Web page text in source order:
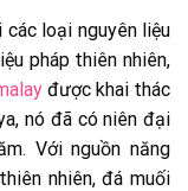
loại nguyên liệu
pháp thiên nhiên,
được khai thác
nó đã có niên đại
Với nguồn năng
nhiên, đá muối